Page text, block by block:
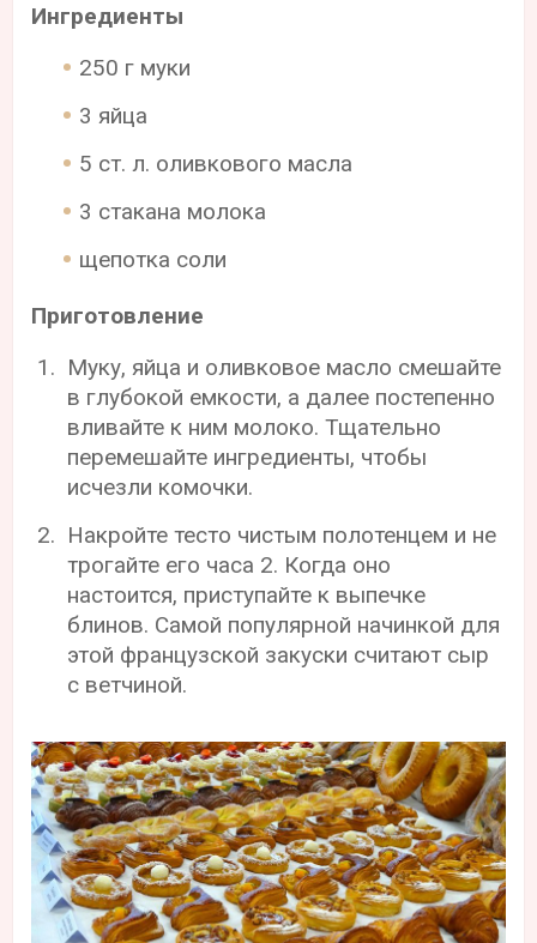
Ингредиенты
250 г муки
3 яйца
5 ст. л. оливкового масла
3 стакана молока
щепотка соли
Приготовление
Муку, яйца и оливковое масло смешайте
в глубокой емкости, а далее постепенно
вливайте к ним молоко. Тщательно
перемешайте ингредиенты, чтобы
исчезли комочки.
Накройте тесто чистым полотенцем и не
трогайте его часа 2. Когда оно
настоится, приступайте к выпечке
блинов. Самой популярной начинкой для
этой французской закуски считают сыр
с ветчиной.